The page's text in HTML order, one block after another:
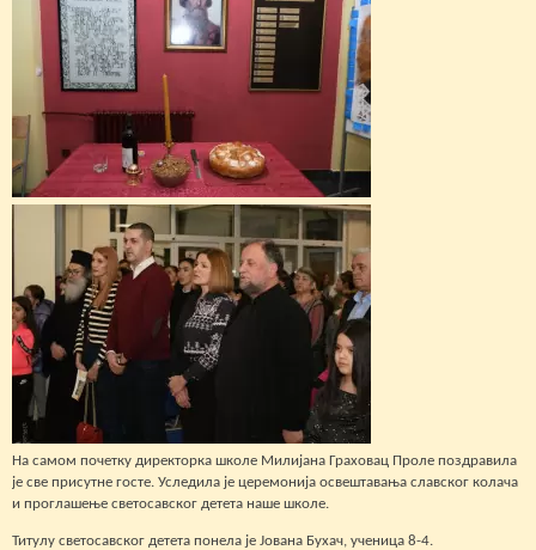
На самом почетку директорка школе Милијана Граховац Проле поздравила
је све присутне госте. Уследила је церемонија освештавања славског колача
и проглашење светосавског детета наше школе.
Титулу светосавског детета понела је Јована Бухач, ученица 8-4.